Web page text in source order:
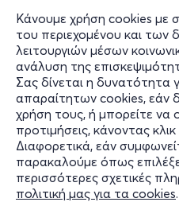
Κάνουμε χρήση cookies με
του περιεχομένου και των
λειτουργιών μέσων
ανάλυση της
Σας δίνεται η
απαραίτητων cookies, εάν
χρήση τους, ή μπορείτε να
προτιμήσεις, κάνοντας
Διαφορετικά, εάν
παρακαλούμε όπως
περισσότερες σχετικές
πολιτική μας για τα cookies.
Πληροφορίες
Υποστήριξη
Stay Connected